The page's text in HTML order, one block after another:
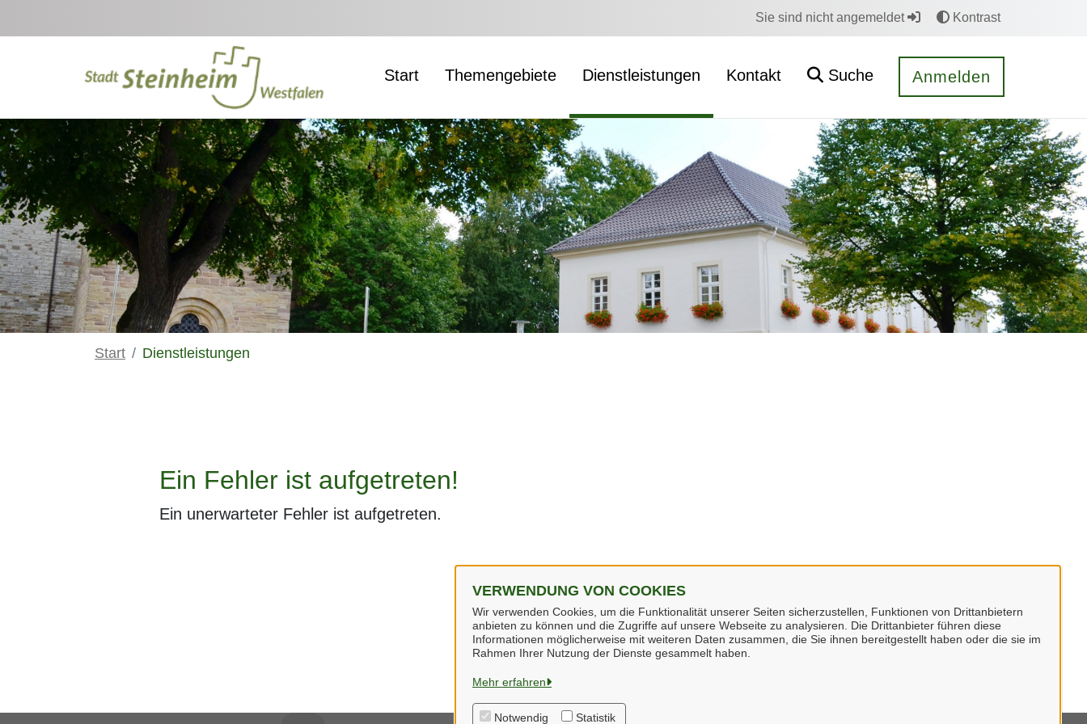
VERWENDUNG VON COOKIES
Wir verwenden Cookies, um die Funktionalität unserer Seiten sicherzustellen, Funktionen von Drittanbietern
anbieten zu können und die Zugriffe auf unsere Webseite zu analysieren. Die Drittanbieter führen diese
Informationen möglicherweise mit weiteren Daten zusammen, die Sie ihnen bereitgestellt haben oder die sie im
Rahmen Ihrer Nutzung der Dienste gesammelt haben.
Mehr erfahren
Notwendig Statistik
Sie sind nicht angemeldet Kontrast
Start Themengebiete Dienstleistungen Kontakt Suche Anmelden
Start Dienstleistungen
Ein Fehler ist aufgetreten!
Ein unerwarteter Fehler ist aufgetreten.